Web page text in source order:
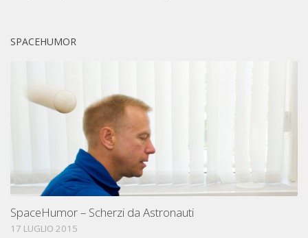
SPACEHUMOR
SpaceHumor – Scherzi da Astronauti
17 LUGLIO 2015